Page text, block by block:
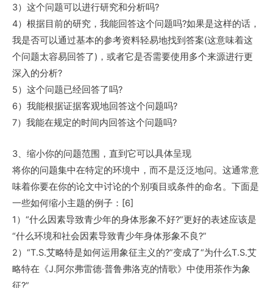
3）这个问题可以进行研究和分析吗?
4）根据目前的研究，我能回答这个问题吗?如果是这样的话，
我是否可以通过基本的参考资料轻易地找到答案(这意味着这
个问题太容易回答了)，或者它是否需要使用多个来源进行更
深入的分析?
5）这个问题已经回答了吗?
6）我能根据证据客观地回答这个问题吗?
7）我能在规定的时间内回答这个问题吗?
3、缩小你的问题范围，直到它可以具体呈现
将你的问题集中在特定的环境中，而不是泛泛地问。这通常意
味着你要在你的论文中讨论的个别项目或条件的命名。下面是
一些如何缩小主题的例子：[6]
1）“什么因素导致青少年的身体形象不好?”更好的表述应该是
“什么环境和社会因素导致青少年身体形象不良?”
2）“T.S.艾略特是如何运用象征主义的?”变成了“为什么T.S.艾
略特在《J.阿尔弗雷德·普鲁弗洛克的情歌》中使用茶作为象
征?”